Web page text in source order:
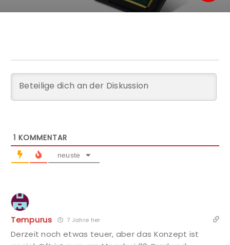
1 KOMMENTAR
neuste
Tempurus 7 Jahre her
Derzeit noch etwas teuer, aber das Konzept ist